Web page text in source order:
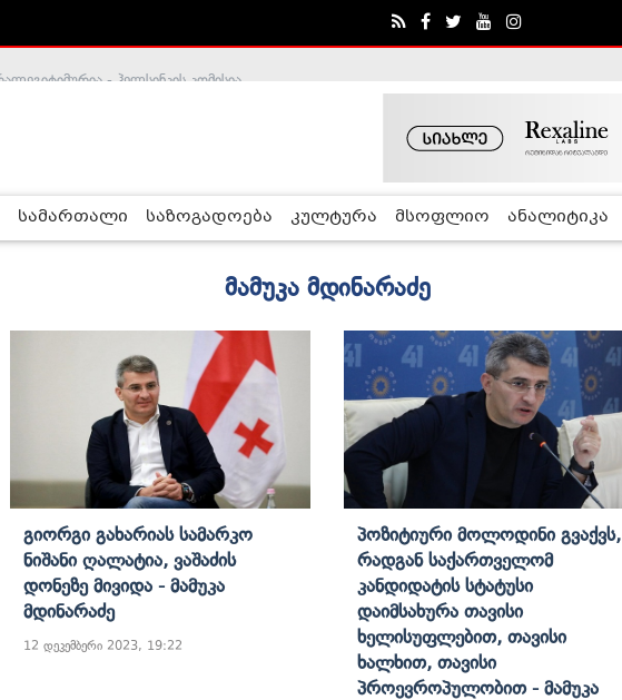
სამართალი საზოგადოება კულტურა მსოფლიო ანალიტიკა
მამუკა მდინარაძე
Გიორგი Გახარიას Სამარკო
Ნიშანი Ღალატია, Ვაშაძის
Დონეზე Მივიდა - Მამუკა
Მდინარაძე
12 დეკემბერი 2023, 19:22
Პოზიტიური Მოლოდინი Გვაქვს,
Რადგან Საქართველომ
Კანდიდატის Სტატუსი
Დაიმსახურა Თავისი
Ხელისუფლებით, Თავისი
Ხალხით, Თავისი
Პროევროპულობით - Მამუკა